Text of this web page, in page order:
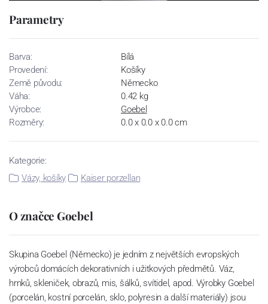
Parametry
Barva:
Bílá
Provedení:
Košíky
Země původu:
Německo
Váha:
0.42 kg
Výrobce:
Goebel
Rozměry:
0.0 x 0.0 x 0.0 cm
Kategorie:
Vázy, košíky
Kaiser porzellan
O značce Goebel
Skupina Goebel (Německo) je jedním z největších evropských
výrobců domácích dekorativních i užitkových předmětů. Váz,
hrnků, skleniček, obrazů, mis, šálků, svítidel, apod. Výrobky Goebel
(porcelán, kostní porcelán, sklo, polyresin a další materiály) jsou